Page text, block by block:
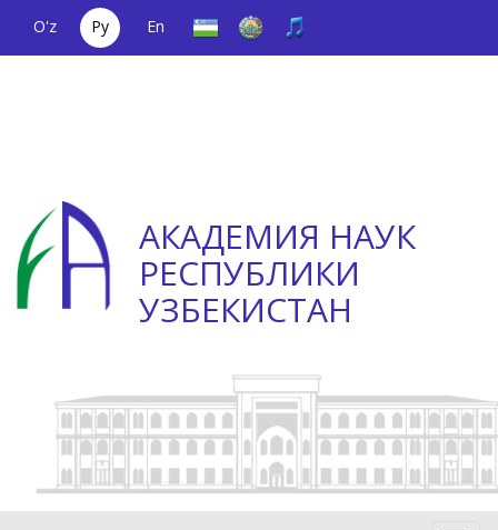
O'z Ру
En
АКАДЕМИЯ НАУК
РЕСПУБЛИКИ
УЗБЕКИСТАН